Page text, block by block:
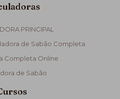
PRINCIPAL
de Sabão Completa
Completa Online
de Sabão